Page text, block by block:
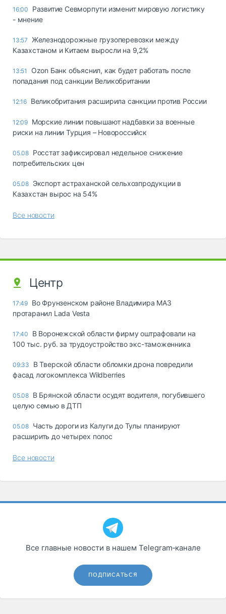
16:00
Развитие Севморпути изменит мировую логистику
- мнение
13:57
Железнодорожные грузоперевозки между
Казахстаном и Китаем выросли на 9,2%
13:51
Ozon Банк объяснил, как будет работать после
попадания под санкции Великобритании
12:16 Великобритания расширила санкции против России
12:09 Морские линии повышают надбавки за военные
риски на линии Турция – Новороссийск
05.08 Росстат зафиксировал недельное снижение
потребительских цен
05.08 Экспорт астраханской сельхозпродукции в
Казахстан вырос на 54%
Все новости
Центр
17:49 Во Фрунзенском районе Владимира МАЗ
протаранил Lada Vesta
17:40
В Воронежской области фирму оштрафовали на
100 тыс. руб. за трудоустройство экс-таможенника
09:33
В Тверской области обломки дрона повредили
фасад логокомплекса Wildberries
05.08 В Брянской области осудят водителя, погубившего
целую семью в ДТП
05.08 Часть дороги из Калуги до Тулы планируют
расширить до четырех полос
Все новости
Все главные новости в нашем Telegram‑канале
ПОДПИСАТЬСЯ